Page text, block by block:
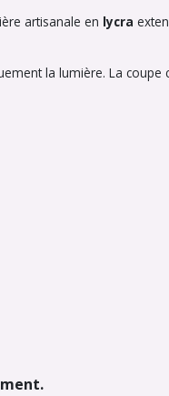
artisanale en lycra
la lumière. La coupe